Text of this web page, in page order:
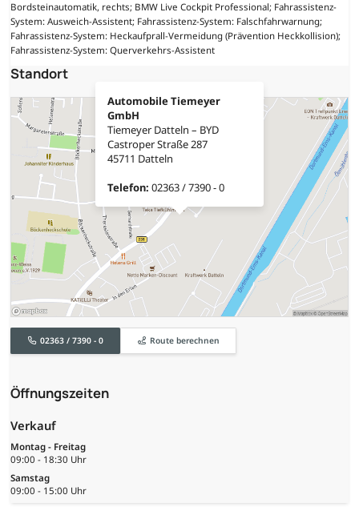
Bordsteinautomatik, rechts; BMW Live Cockpit Professional; Fahrassistenz-
System: Ausweich-Assistent; Fahrassistenz-System: Falschfahrwarnung;
Fahrassistenz-System: Heckaufprall-Vermeidung (Prävention Heckkollision);
Fahrassistenz-System: Querverkehrs-Assistent
Standort
Automobile Tiemeyer
GmbH
Tiemeyer Datteln – BYD
Castroper Straße 287
45711 Datteln
Telefon: 02363 / 7390 - 0
02363 / 7390 - 0 Route berechnen
Öffnungszeiten
Verkauf
Montag - Freitag
09:00 - 18:30 Uhr
Samstag
09:00 - 15:00 Uhr